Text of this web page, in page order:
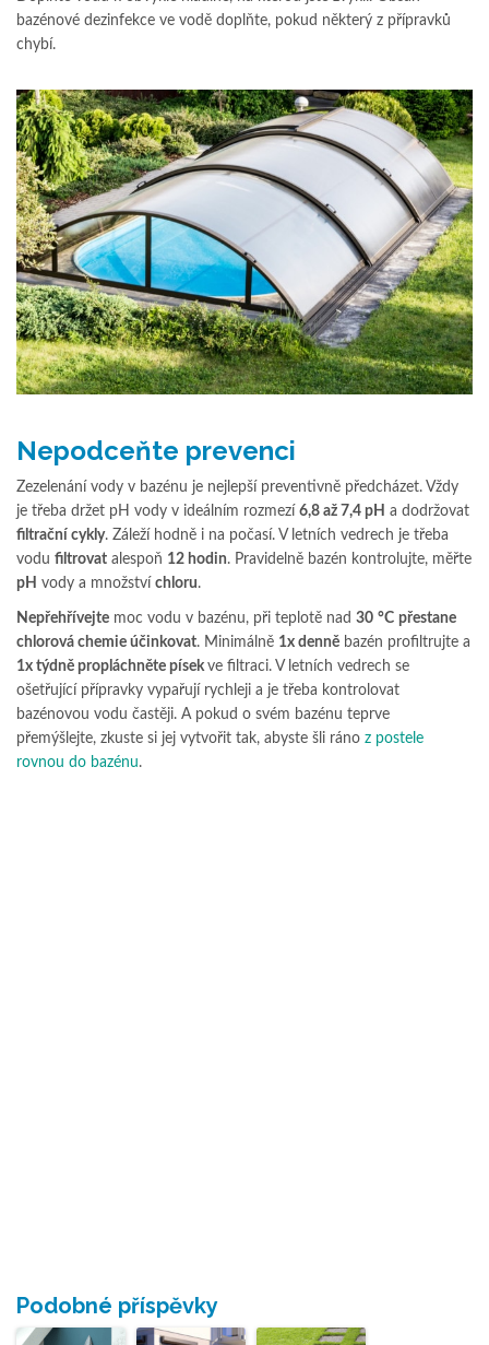
bazénové dezinfekce ve vodě doplňte, pokud některý z přípravků
chybí.
Nepodceňte prevenci
Zezelenání vody v bazénu je nejlepší preventivně předcházet. Vždy
je třeba držet pH vody v ideálním rozmezí 6,8 až 7,4 pH a dodržovat
filtrační cykly. Záleží hodně i na počasí. V letních vedrech je třeba
vodu filtrovat alespoň 12 hodin. Pravidelně bazén kontrolujte, měřte
pH vody a množství chloru.
Nepřehřívejte moc vodu v bazénu, při teplotě nad 30 °C přestane
chlorová chemie účinkovat. Minimálně 1x denně bazén profiltrujte a
1x týdně propláchněte písek ve filtraci. V letních vedrech se
ošetřující přípravky vypařují rychleji a je třeba kontrolovat
bazénovou vodu častěji. A pokud o svém bazénu teprve
přemýšlejte, zkuste si jej vytvořit tak, abyste šli ráno z postele
rovnou do bazénu.
Podobné příspěvky